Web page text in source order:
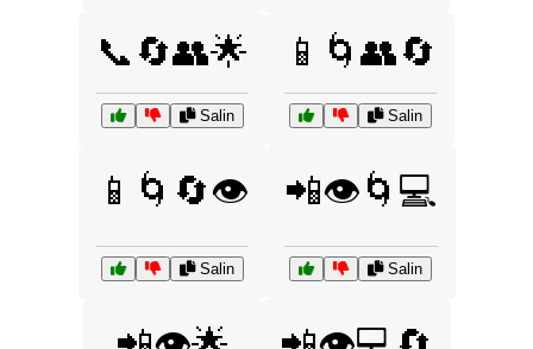
📞🔄👥🌟
Salin
📱🌀👥🔄
Salin
📱🌀🔄👁️
Salin
📲👁️🌀💻
Salin